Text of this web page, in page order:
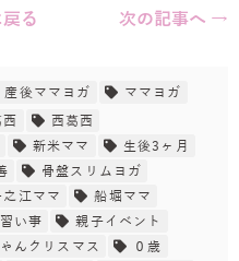
る 次の記事へ →
産後ママヨガ
ママヨガ
西
西葛西
新米ママ
生後3ヶ月
骨盤スリムヨガ
之江ママ
船堀ママ
い事
親子イベント
んクリスマス
０歳